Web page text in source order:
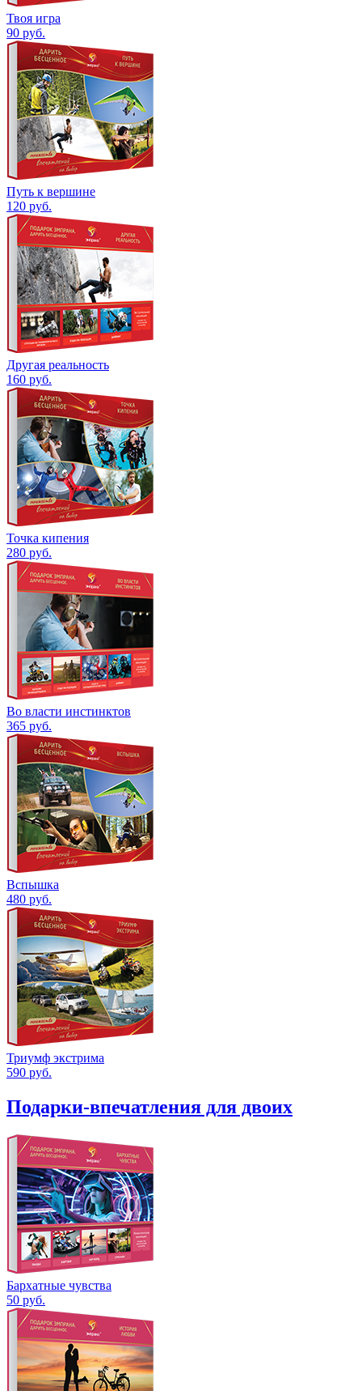
Твоя игра
90 руб.
Путь к вершине
120 руб.
Другая реальность
160 руб.
Точка кипения
280 руб.
Во власти инстинктов
365 руб.
Вспышка
480 руб.
Триумф экстрима
590 руб.
Подарки-впечатления для двоих
Бархатные чувства
50 руб.